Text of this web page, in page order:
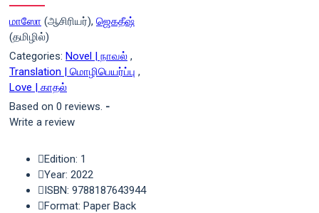
மாஸோ (ஆசிரியர்), ஜெகதீஷ்
(தமிழில்)
Categories: Novel | நாவல் ,
Translation | மொழிபெயர்ப்பு ,
Love | காதல்
Based on 0 reviews. -
Write a review
Edition: 1
Year: 2022
ISBN: 9788187643944
Format: Paper Back